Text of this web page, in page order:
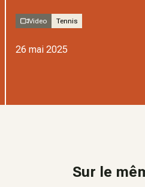
Video Tennis
26 mai 2025
Sur le